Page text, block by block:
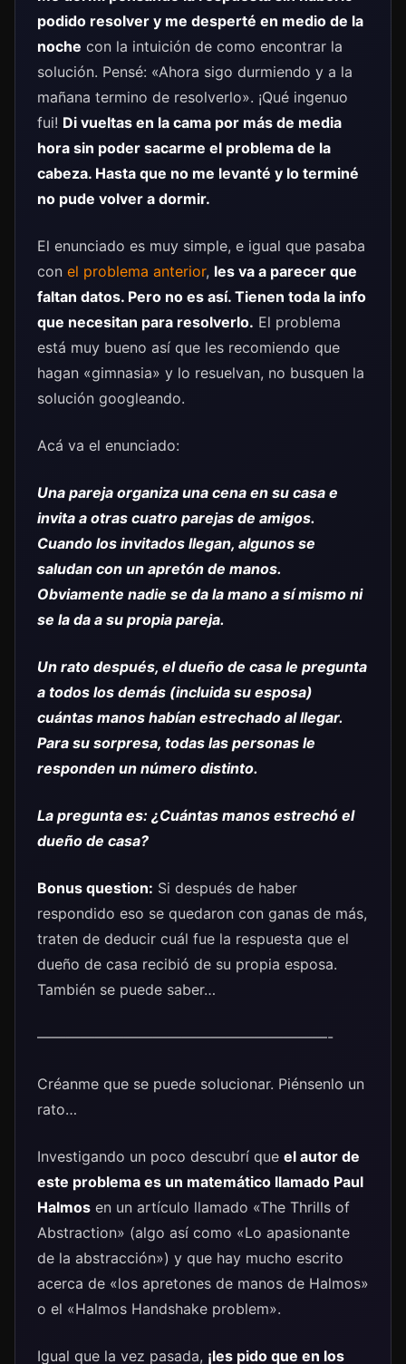
podido resolver y me desperté en medio de la
noche con la intuición de como encontrar la
solución. Pensé: «Ahora sigo durmiendo y a la
mañana termino de resolverlo». ¡Qué ingenuo
fui! Di vueltas en la cama por más de media
hora sin poder sacarme el problema de la
cabeza. Hasta que no me levanté y lo terminé
no pude volver a dormir.
El enunciado es muy simple, e igual que pasaba
con el problema anterior, les va a parecer que
faltan datos. Pero no es así. Tienen toda la info
que necesitan para resolverlo. El problema
está muy bueno así que les recomiendo que
hagan «gimnasia» y lo resuelvan, no busquen la
solución googleando.
Acá va el enunciado:
Una pareja organiza una cena en su casa e
invita a otras cuatro parejas de amigos.
Cuando los invitados llegan, algunos se
saludan con un apretón de manos.
Obviamente nadie se da la mano a sí mismo ni
se la da a su propia pareja.
Un rato después, el dueño de casa le pregunta
a todos los demás (incluida su esposa)
cuántas manos habían estrechado al llegar.
Para su sorpresa, todas las personas le
responden un número distinto.
La pregunta es: ¿Cuántas manos estrechó el
dueño de casa?
Bonus question: Si después de haber
respondido eso se quedaron con ganas de más,
traten de deducir cuál fue la respuesta que el
dueño de casa recibió de su propia esposa.
También se puede saber…
————————————————————-
Créanme que se puede solucionar. Piénsenlo un
rato…
Investigando un poco descubrí que el autor de
este problema es un matemático llamado Paul
Halmos en un artículo llamado «The Thrills of
Abstraction» (algo así como «Lo apasionante
de la abstracción») y que hay mucho escrito
acerca de «los apretones de manos de Halmos»
o el «Halmos Handshake problem».
Igual que la vez pasada, ¡les pido que en los